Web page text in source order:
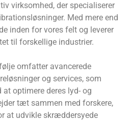
virksomhed, der specialiserer
Med mere end
inden for vores felt og leverer
til forskellige industrier.
omfatter avancerede
og services, som
optimere deres lyd- og
tæt sammen med forskere,
at udvikle skræddersyede